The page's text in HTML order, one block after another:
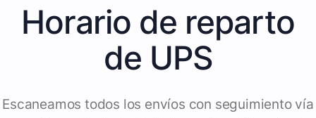
Horario de reparto
de UPS
Escaneamos todos los envíos con seguimiento vía